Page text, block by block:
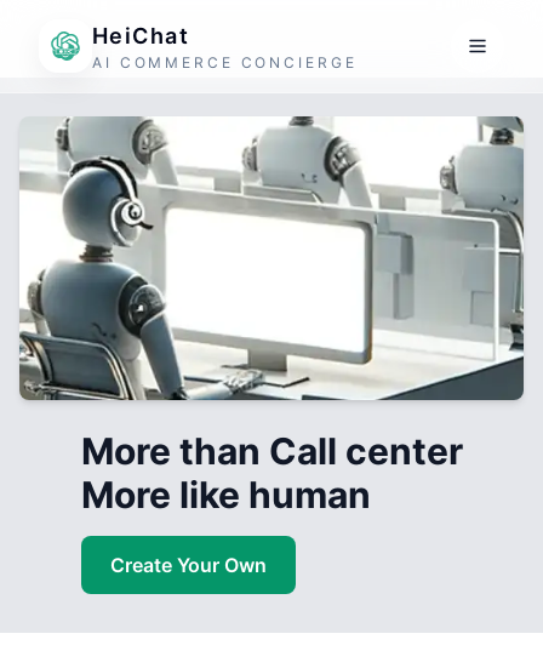
HeiChat
AI COMMERCE CONCIERGE
More than Call center
More like human
Create Your Own